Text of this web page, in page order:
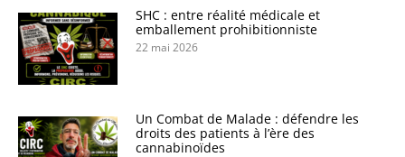
SHC : entre réalité médicale et
emballement prohibitionniste
22 mai 2026
Un Combat de Malade : défendre les
droits des patients à l’ère des
cannabinoïdes